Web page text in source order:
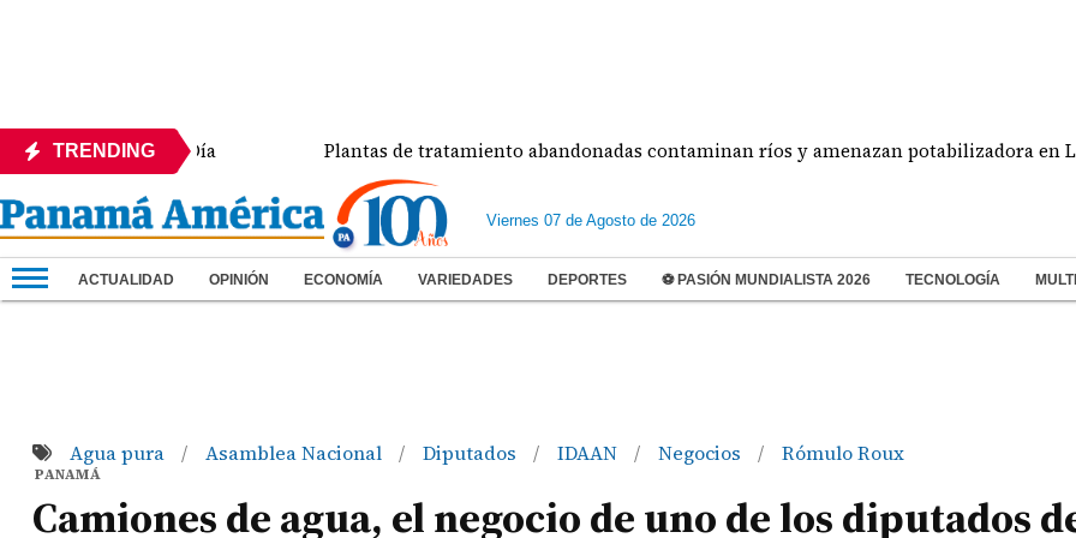
TRENDING
Trazo del Día Plantas de tratamiento abandonadas contaminan ríos y amenazan potabilizadora en La
Viernes 07 de Agosto de 2026
ACTUALIDAD OPINIÓN ECONOMÍA VARIEDADES DEPORTES ⚽ PASIÓN MUNDIALISTA 2026 TECNOLOGÍA
Agua pura / Asamblea Nacional / Diputados / IDAAN / Negocios / Rómulo Roux
PANAMÁ
Camiones de agua, el negocio de uno de los diputados